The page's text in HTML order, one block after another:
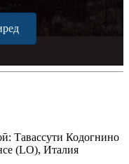
Тавассути Кодогнино
(LO), Италия